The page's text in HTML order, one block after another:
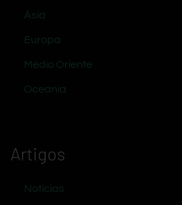
Ásia
Europa
Médio Oriente
Oceania
Artigos
Notícias